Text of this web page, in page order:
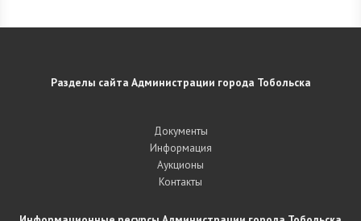
Разделы сайта Администрации города Тобольска
Документы
Информация
Аукционы
Контакты